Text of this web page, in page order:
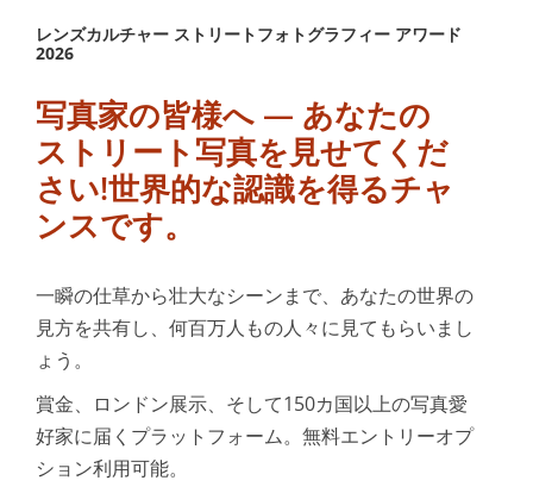
レンズカルチャー ストリートフォトグラフィー アワード
2026
写真家の皆様へ — あなたの
ストリート写真を見せてくだ
さい!世界的な認識を得るチャ
ンスです。
一瞬の仕草から壮大なシーンまで、あなたの世界の
見方を共有し、何百万人もの人々に見てもらいまし
ょう。
賞金、ロンドン展示、そして150カ国以上の写真愛
好家に届くプラットフォーム。無料エントリーオプ
ション利用可能。